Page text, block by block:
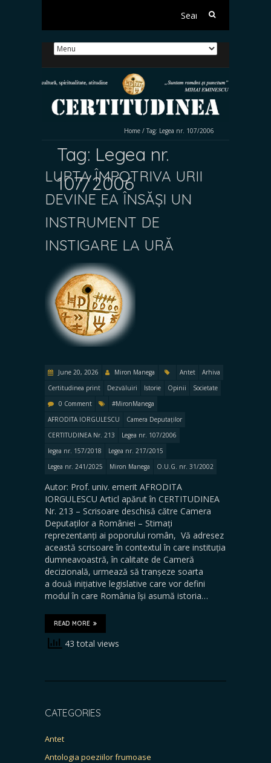
Search
Home / Tag: Legea nr. 107/2006
Tag: Legea nr.
107/2006
LUPTA ÎMPOTRIVA URII
DEVINE EA ÎNSĂȘI UN
INSTRUMENT DE
INSTIGARE LA URĂ
June 20, 2026 Miron Manega Antet
Arhiva
Certitudinea print
Dezvăluiri Istorie Opinii
Societate
0 Comment
#MironManega
AFRODITA IORGULESCU
Camera Deputaților
CERTITUDINEA Nr. 213
Legea nr. 107/2006
legea nr. 157/2018
Legea nr. 217/2015
Legea nr. 241/2025
Miron Manega O.U.G. nr. 31/2002
Autor: Prof. univ. emerit AFRODITA
IORGULESCU Articl apărut în CERTITUDINEA
Nr. 213 – Scrisoare deschisă către Camera
Deputaților a României – Stimați
reprezentanți ai poporului român, Vă adresez
această scrisoare în contextul în care instituția
dumneavoastră, în calitate de Cameră
decizională, urmează să tranșeze soarta
a două inițiative legislative care vor defini
modul în care România își asumă istoria…
READ MORE
43 total views
CATEGORIES
Antet
Antologia poeziilor frumoase